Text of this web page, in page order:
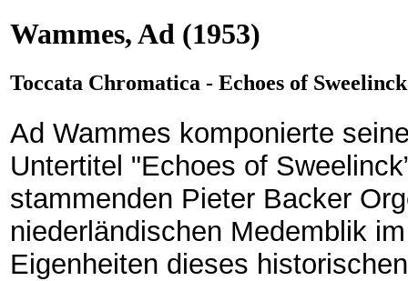
Wammes, Ad (1953)
Toccata Chromatica - Echoes of Sweelinck
Ad Wammes komponierte
Untertitel "Echoes of
stammenden Pieter Backer
niederländischen Medemblik
Eigenheiten dieses